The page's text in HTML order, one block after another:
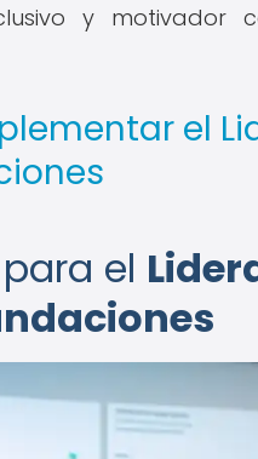
y motivador
el
el